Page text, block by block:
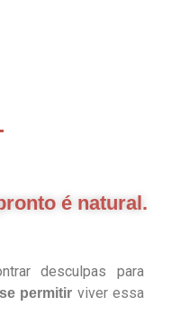
é natural.
desculpas para
permitir viver essa